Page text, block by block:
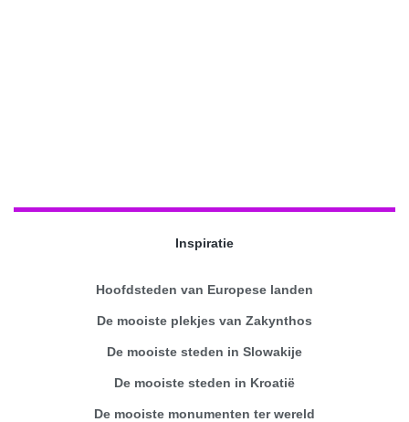
Inspiratie
Hoofdsteden van Europese landen
De mooiste plekjes van Zakynthos
De mooiste steden in Slowakije
De mooiste steden in Kroatië
De mooiste monumenten ter wereld